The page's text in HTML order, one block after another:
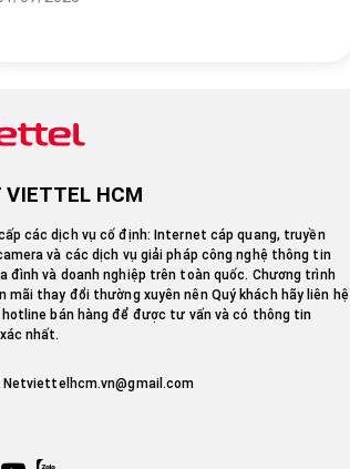
VIETTEL HCM
các dịch vụ cố định: Internet cáp quang, truyền
và các dịch vụ giải pháp công nghệ thông tin
đình và doanh nghiệp trên toàn quốc. Chương trình
mãi thay đổi thường xuyên nên Quý khách hãy liên hệ
hotline bán hàng để được tư vấn và có thông tin
nhất.
Netviettelhcm.vn@gmail.com